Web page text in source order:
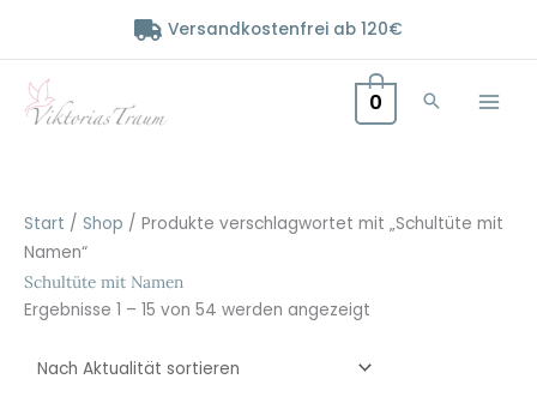
Versandkostenfrei ab 120€
0
Start / Shop / Produkte verschlagwortet mit „Schultüte mit
Namen“
Schultüte mit Namen
Ergebnisse 1 – 15 von 54 werden angezeigt
sortiert